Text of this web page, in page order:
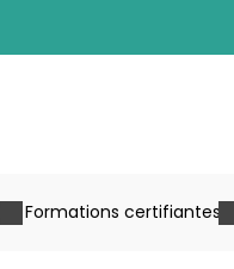
Formations certifiantes